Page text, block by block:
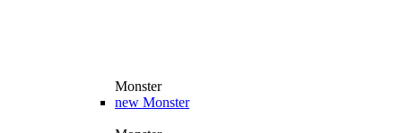
Monster
new Monster